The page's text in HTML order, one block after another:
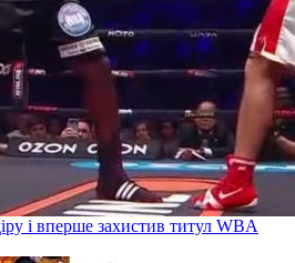
і вперше захистив титул WBA